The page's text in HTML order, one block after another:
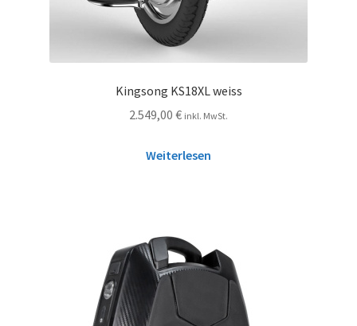
Kingsong KS18XL weiss
2.549,00 € inkl. MwSt.
Weiterlesen